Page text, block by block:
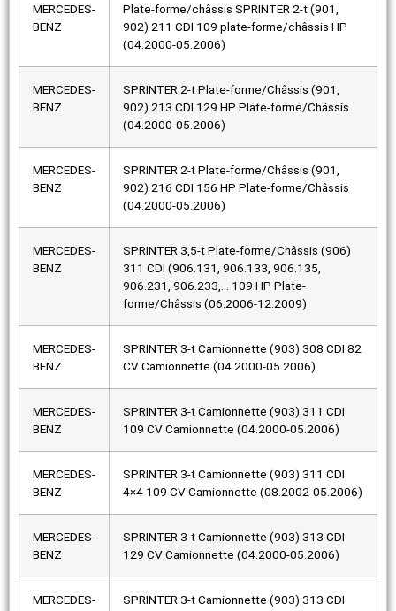
MERCEDES-
BENZ
Plate-forme/châssis SPRINTER 2-t (901,
902) 211 CDI 109 plate-forme/châssis HP
(04.2000-05.2006)
MERCEDES-
BENZ
SPRINTER 2-t Plate-forme/Châssis (901,
902) 213 CDI 129 HP Plate-forme/Châssis
(04.2000-05.2006)
MERCEDES-
BENZ
SPRINTER 2-t Plate-forme/Châssis (901,
902) 216 CDI 156 HP Plate-forme/Châssis
(04.2000-05.2006)
MERCEDES-
BENZ
SPRINTER 3,5-t Plate-forme/Châssis (906)
311 CDI (906.131, 906.133, 906.135,
906.231, 906.233,… 109 HP Plate-
forme/Châssis (06.2006-12.2009)
MERCEDES-
BENZ
SPRINTER 3-t Camionnette (903) 308 CDI 82
CV Camionnette (04.2000-05.2006)
MERCEDES-
BENZ
SPRINTER 3-t Camionnette (903) 311 CDI
109 CV Camionnette (04.2000-05.2006)
MERCEDES-
BENZ
SPRINTER 3-t Camionnette (903) 311 CDI
4×4 109 CV Camionnette (08.2002-05.2006)
MERCEDES-
BENZ
SPRINTER 3-t Camionnette (903) 313 CDI
129 CV Camionnette (04.2000-05.2006)
MERCEDES-
SPRINTER 3-t Camionnette (903) 313 CDI